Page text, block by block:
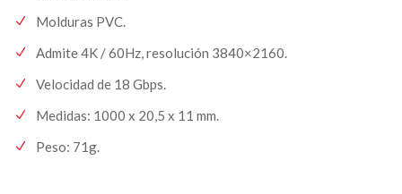
Molduras PVC.
Admite 4K / 60Hz, resolución 3840×2160.
Velocidad de 18 Gbps.
Medidas: 1000 x 20,5 x 11 mm.
Peso: 71g.